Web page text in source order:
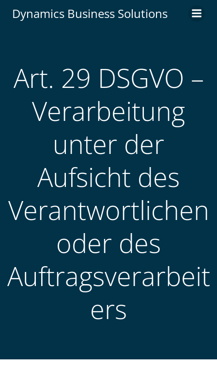
Inhalt
Dynamics Business Solutions
Art. 29 DSGVO –
Verarbeitung
unter der
Aufsicht des
Verantwortlichen
oder des
Auftragsverarbeit
ers